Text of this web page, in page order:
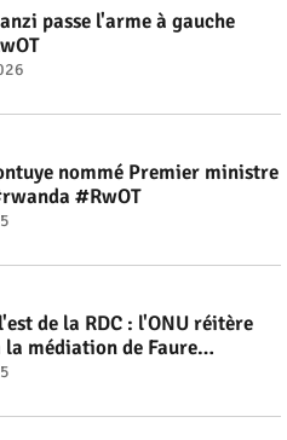
passe l'arme à gauche
nommé Premier ministre
#RwOT
de la RDC : l'ONU réitère
la médiation de Faure
#RwOT